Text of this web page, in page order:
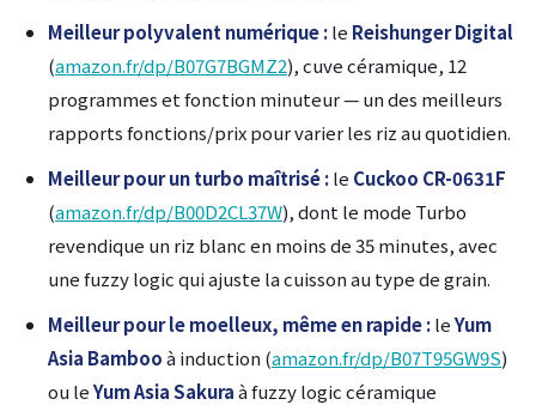
Meilleur polyvalent numérique :le Reishunger Digital
(amazon.fr/dp/B07G7BGMZ2), cuve céramique, 12
programmes et fonction minuteur — un des meilleurs
rapports fonctions/prix pour varier les riz au quotidien.
Meilleur pour un turbo maîtrisé :le Cuckoo CR-0631F
(amazon.fr/dp/B00D2CL37W), dont le mode Turbo
revendique un riz blanc en moins de 35 minutes, avec
une fuzzy logic qui ajuste la cuisson au type de grain.
Meilleur pour le moelleux, même en rapide :leYum
Asia Bambooà induction (amazon.fr/dp/B07T95GW9S)
ou leYum Asia Sakuraà fuzzy logic céramique